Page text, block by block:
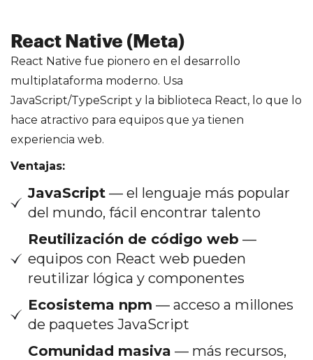
React Native (Meta)
React Native fue pionero en el desarrollo
multiplataforma moderno. Usa
JavaScript/TypeScript y la biblioteca React, lo que lo
hace atractivo para equipos que ya tienen
experiencia web.
Ventajas:
JavaScript — el lenguaje más popular
del mundo, fácil encontrar talento
Reutilización de código web —
equipos con React web pueden
reutilizar lógica y componentes
Ecosistema npm — acceso a millones
de paquetes JavaScript
Comunidad masiva — más recursos,